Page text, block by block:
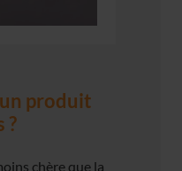
produit
?
chère que la